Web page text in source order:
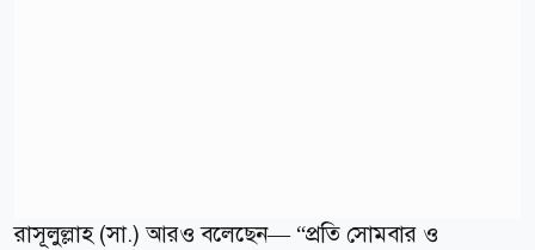
রাসূলুল্লাহ (সা.) আরও বলেছেন— “প্রতি সোমবার ও